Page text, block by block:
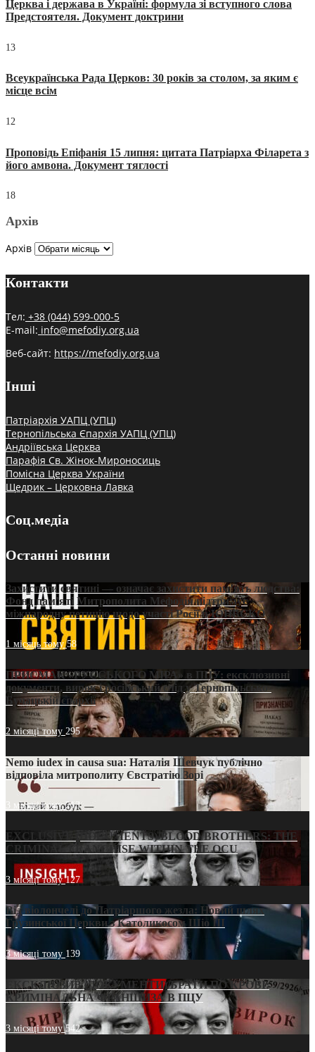
Церква і держава в Україні: формула зі вступного слова
Предстоятеля. Документ доктрини
13
Всеукраїнська Рада Церков: 30 років за столом, за яким є
місце всім
12
Проповідь Епіфанія 15 липня: цитата Патріарха Філарета з
його амвона. Документ тяглості
18
Архів
Архів
Контакти
Тел: +38 (044) 599-000-5
E-mail: info@mefodiy.org.ua
Веб-сайт: https://mefodiy.org.ua
Інші
Патріархія УАПЦ (УПЦ)
Тернопільська Єпархія УАПЦ (УПЦ)
Андріївська Церква
Парафія Св. Жінок-Мироносиць
Помісна Церква України
Щедрик – Церковна Лавка
Соц.медіа
Останні новини
Захистити святині — означає захистити пам’ять людства:
Фонд пам’яті Митрополита Мефодія підтримує
міжнародну петицію щодо участі Росії в ЮНЕСКО
1 місяць тому58
ПРИСМАК «РУССЬКОГО МІРА» в ПЦУ: ексклюзивні
документи, вирок і російський слід у Тернопільсько-
Бучацькій єпархії
2 місяці тому 295
Nemo iudex in causa sua: Наталія Шевчук публічно
відповіла митрополиту Євстратію Зорі
3 місяці тому213
EXCLUSIVE (DOCUMENTS)/BLOOD BROTHERS: THE
CRIMINAL FRANCHISE WITHIN THE OCU
3 місяці тому127
Від віолончелі до Патріаршого жезла: Новий шлях
Грузинської Церкви з Католикосом Шіо III
3 місяці тому 139
ЕКСКЛЮЗИВ (ДОКУМЕНТИ)/БРАТИ ПО КРОВІ:
КРИМІНАЛЬНА ФРАНШИЗА В ПЦУ
3 місяці тому542